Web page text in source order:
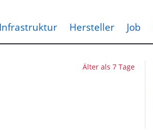
Infrastruktur Hersteller Job
Älter als 7 Tage